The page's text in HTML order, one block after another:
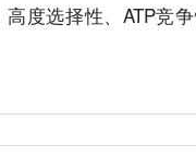
度选择性、ATP竞